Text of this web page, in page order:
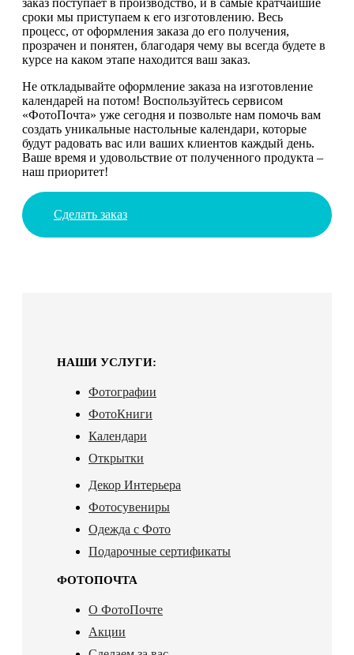
сроки мы приступаем к его изготовлению. Весь
процесс, от оформления заказа до его получения,
прозрачен и понятен, благодаря чему вы всегда будете в
курсе на каком этапе находится ваш заказ.
Не откладывайте оформление заказа на изготовление
календарей на потом! Воспользуйтесь сервисом
«ФотоПочта» уже сегодня и позвольте нам помочь вам
создать уникальные настольные календари, которые
будут радовать вас или ваших клиентов каждый день.
Ваше время и удовольствие от полученного продукта –
наш приоритет!
Сделать заказ
НАШИ УСЛУГИ:
Фотографии
ФотоКниги
Календари
Открытки
Декор Интерьера
Фотосувениры
Одежда с Фото
Подарочные сертификаты
ФОТОПОЧТА
О ФотоПочте
Акции